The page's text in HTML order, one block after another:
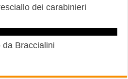
dei carabinieri
da Braccialini